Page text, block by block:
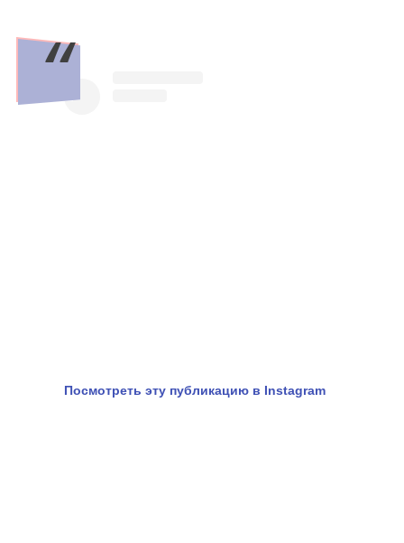
Посмотреть эту публикацию в Instagram